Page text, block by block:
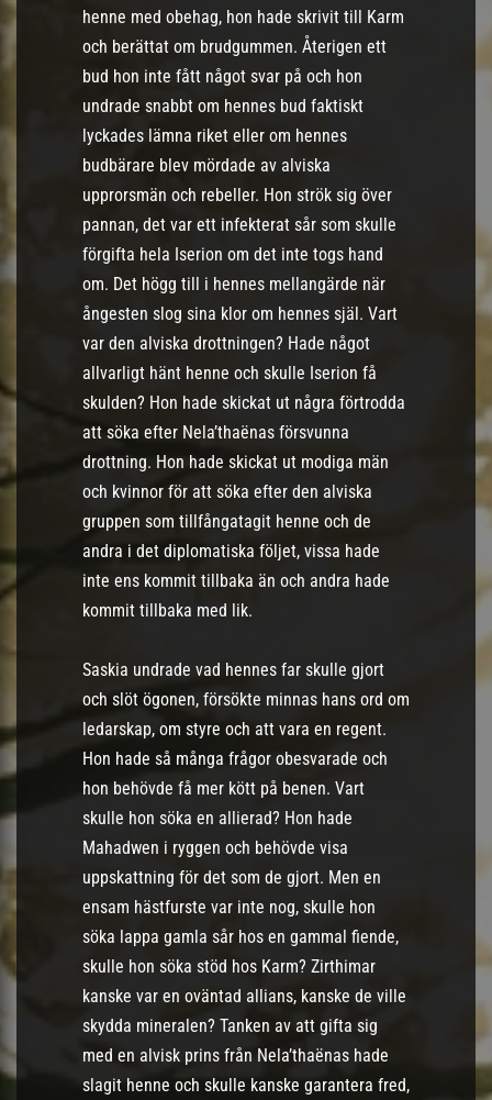
henne med obehag, hon hade skrivit till Karm
och berättat om brudgummen. Återigen ett
bud hon inte fått något svar på och hon
undrade snabbt om hennes bud faktiskt
lyckades lämna riket eller om hennes
budbärare blev mördade av alviska
upprorsmän och rebeller. Hon strök sig över
pannan, det var ett infekterat sår som skulle
förgifta hela Iserion om det inte togs hand
om. Det högg till i hennes mellangärde när
ångesten slog sina klor om hennes själ. Vart
var den alviska drottningen? Hade något
allvarligt hänt henne och skulle Iserion få
skulden? Hon hade skickat ut några förtrodda
att söka efter Nela’thaënas försvunna
drottning. Hon hade skickat ut modiga män
och kvinnor för att söka efter den alviska
gruppen som tillfångatagit henne och de
andra i det diplomatiska följet, vissa hade
inte ens kommit tillbaka än och andra hade
kommit tillbaka med lik.
Saskia undrade vad hennes far skulle gjort
och slöt ögonen, försökte minnas hans ord om
ledarskap, om styre och att vara en regent.
Hon hade så många frågor obesvarade och
hon behövde få mer kött på benen. Vart
skulle hon söka en allierad? Hon hade
Mahadwen i ryggen och behövde visa
uppskattning för det som de gjort. Men en
ensam hästfurste var inte nog, skulle hon
söka lappa gamla sår hos en gammal fiende,
skulle hon söka stöd hos Karm? Zirthimar
kanske var en oväntad allians, kanske de ville
skydda mineralen? Tanken av att gifta sig
med en alvisk prins från Nela’thaënas hade
slagit henne och skulle kanske garantera fred,